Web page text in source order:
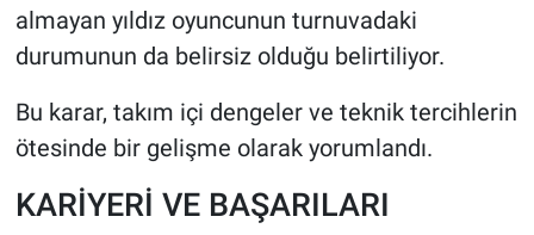
almayan yıldız oyuncunun turnuvadaki
durumunun da belirsiz olduğu belirtiliyor.
Bu karar, takım içi dengeler ve teknik tercihlerin
ötesinde bir gelişme olarak yorumlandı.
KARİYERİ VE BAŞARILARI